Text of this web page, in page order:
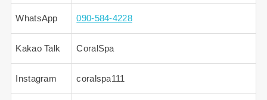
WhatsApp 090-584-4228
Kakao Talk CoralSpa
Instagram coralspa111